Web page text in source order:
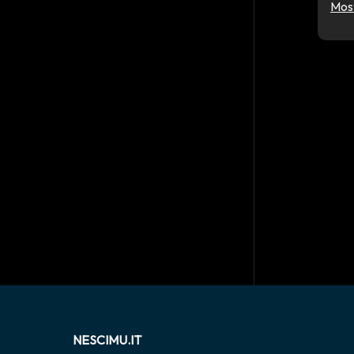
NESCIMU.IT